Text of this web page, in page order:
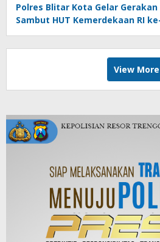
Polres Blitar Kota Gelar
Sambut HUT Kemerdekaan RI
View More